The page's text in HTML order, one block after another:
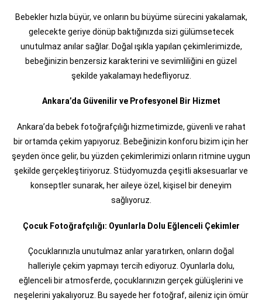
Bebekler hızla büyür, ve onların bu büyüme sürecini yakalamak,
gelecekte geriye dönüp baktığınızda sizi gülümsetecek
unutulmaz anılar sağlar. Doğal ışıkla yapılan çekimlerimizde,
bebeğinizin benzersiz karakterini ve sevimliliğini en güzel
şekilde yakalamayı hedefliyoruz.
Ankara’da Güvenilir ve Profesyonel Bir Hizmet
Ankara’da bebek fotoğrafçılığı hizmetimizde, güvenli ve rahat
bir ortamda çekim yapıyoruz. Bebeğinizin konforu bizim için her
şeyden önce gelir, bu yüzden çekimlerimizi onların ritmine uygun
şekilde gerçekleştiriyoruz. Stüdyomuzda çeşitli aksesuarlar ve
konseptler sunarak, her aileye özel, kişisel bir deneyim
sağlıyoruz.
Çocuk Fotoğrafçılığı: Oyunlarla Dolu Eğlenceli Çekimler
Çocuklarınızla unutulmaz anlar yaratırken, onların doğal
halleriyle çekim yapmayı tercih ediyoruz. Oyunlarla dolu,
eğlenceli bir atmosferde, çocuklarınızın gerçek gülüşlerini ve
neşelerini yakalıyoruz. Bu sayede her fotoğraf, aileniz için ömür